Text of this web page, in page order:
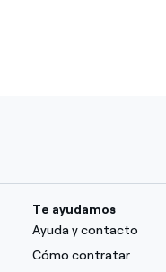
Te ayudamos
Ayuda y contacto
Cómo contratar